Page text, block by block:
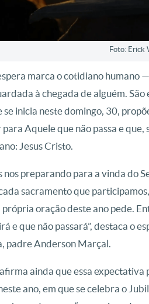
Foto: Erick
marca o cotidiano humano
à chegada de alguém.
inicia neste domingo, 30,
Aquele que não passa e
Jesus Cristo.
nos preparando para a vinda do
sacramento que
própria oração deste ano pede.
e que não passará”, destaca o
padre Anderson Marçal.
ainda que essa
ano, em que se celebra o